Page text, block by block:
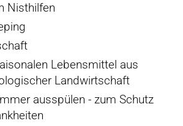
Nisthilfen
Lebensmittel aus
Landwirtschaft
ausspülen - zum Schutz